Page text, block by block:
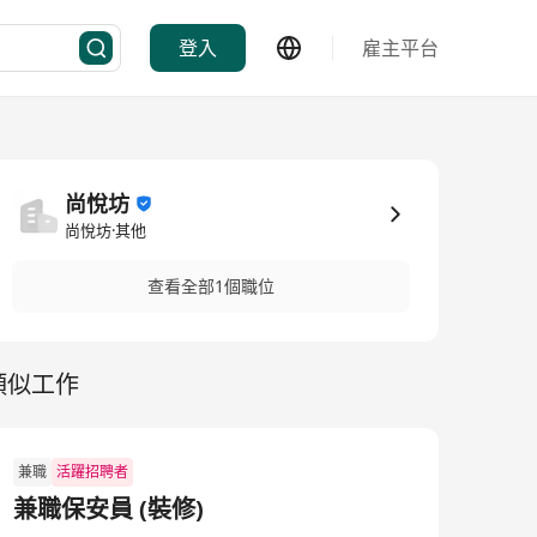
登入 雇主平台
尚悅坊
尚悅坊·其他
查看全部1個職位
似工作
兼職 活躍招聘者
兼職保安員 (裝修)